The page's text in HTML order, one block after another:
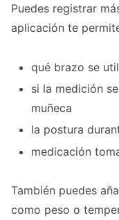
Puedes registrar
aplicación te
qué brazo se
si la medición
muñeca
la postura
medicación
También puedes
como peso o